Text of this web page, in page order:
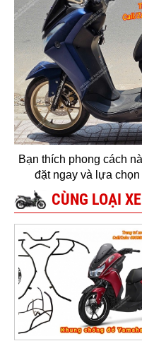
Bạn thích phong cách
đặt ngay và lựa
CÙNG LOẠI